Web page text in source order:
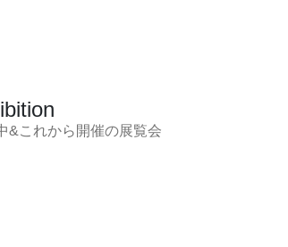
&これから開催の展覧会